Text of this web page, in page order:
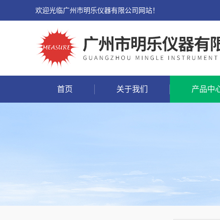
欢迎光临广州市明乐仪器有限公司网站！
首页 关于我们 产品中